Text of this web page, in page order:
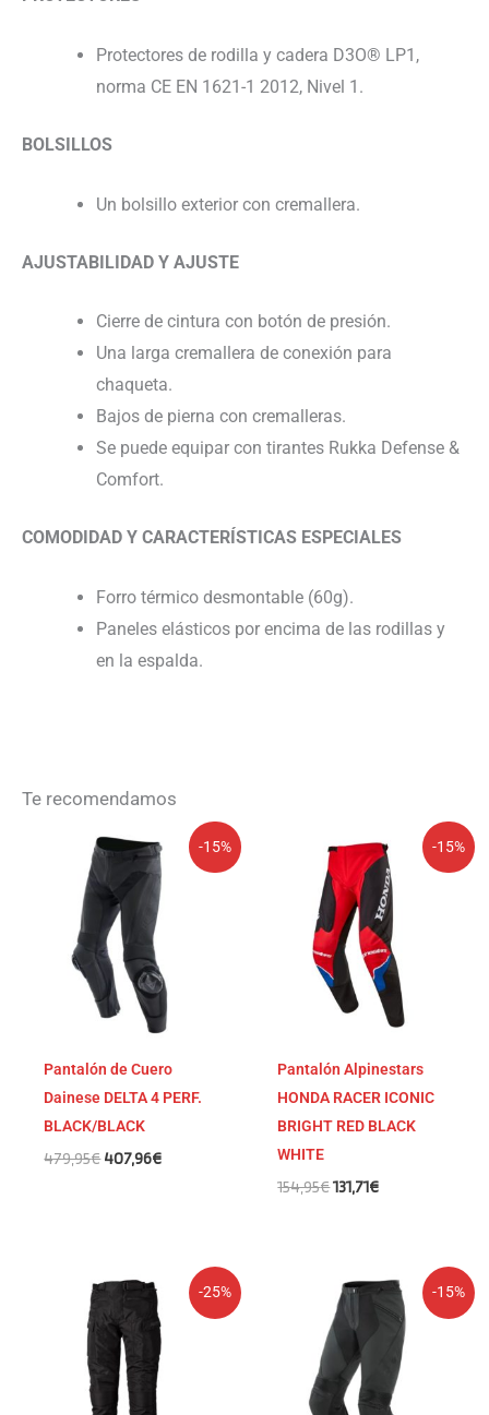
Protectores de rodilla y cadera D3O® LP1,
norma CE EN 1621-1 2012, Nivel 1.
BOLSILLOS
Un bolsillo exterior con cremallera.
AJUSTABILIDAD Y AJUSTE
Cierre de cintura con botón de presión.
Una larga cremallera de conexión para
chaqueta.
Bajos de pierna con cremalleras.
Se puede equipar con tirantes Rukka Defense &
Comfort.
COMODIDAD Y CARACTERÍSTICAS ESPECIALES
Forro térmico desmontable (60g).
Paneles elásticos por encima de las rodillas y
en la espalda.
Te recomendamos
-15%
Pantalón de Cuero
Dainese DELTA 4 PERF.
BLACK/BLACK
479,95€
El
precio
original
era:
479,95€.
407,96€
precio
actual
-15%
Pantalón Alpinestars
HONDA RACER ICONIC
BRIGHT RED BLACK
WHITE
154,95€
precio
original
era:
154,95€.
131,71€
El
precio
actual
es:
131,71€.
-25%
El
precio
original
era:
269,95€.
precio
actual
es:
202,46€.
-15%
El
precio
original
era:
449,95€.
El
precio
actual
es:
382,46€.